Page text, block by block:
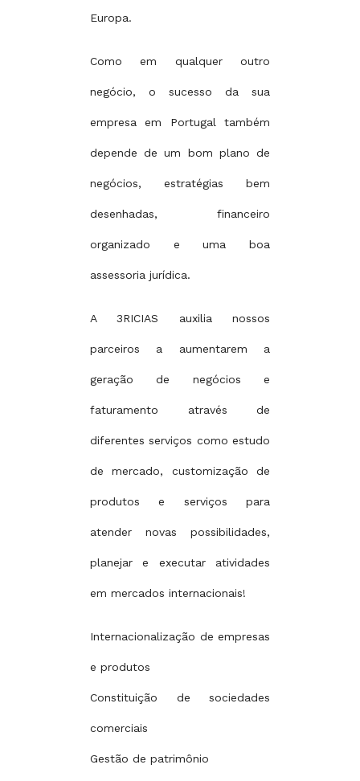
Europa.
Como em qualquer outro
negócio, o sucesso da sua
empresa em Portugal também
depende de um bom plano de
negócios, estratégias bem
desenhadas, financeiro
organizado e uma boa
assessoria jurídica.
A 3RICIAS auxilia nossos
parceiros a aumentarem a
geração de negócios e
faturamento através de
diferentes serviços como estudo
de mercado, customização de
produtos e serviços para
atender novas possibilidades,
planejar e executar atividades
em mercados internacionais!
Internacionalização de empresas
e produtos
Constituição de sociedades
comerciais
Gestão de patrimônio